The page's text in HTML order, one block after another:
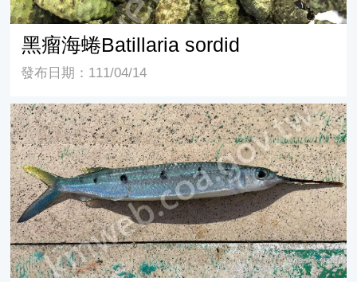
黑瘤海蜷Batillaria sordid
發布日期：111/04/14
長戽斗的斑鱵